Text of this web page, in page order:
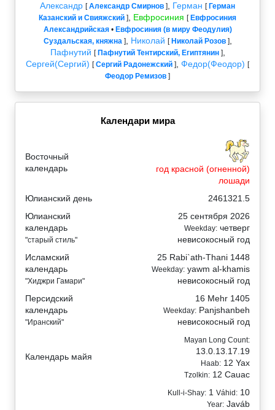
Александр [Александр Смирнов ], Герман [ Герман
Казанский и Свияжский ], Евфросиния [ Евфросиния
Александрийская• Евфросиния (в миру Феодулия)
Суздальская, княжна], Николай [ Николай Розов],
Пафнутий [ Пафнутий Тентирский, Египтянин],
Сергей(Сергий) [Сергий Радонежский ], Федор(Феодор) [
Феодор Ремизов ]
Календари мира
Восточный
календарь
год красной (огненной)
лошади
Юлианский день
2461321.5
Юлианский
календарь
"старый стиль"
25 сентября 2026
Weekday: четверг
невисокосный год
Исламский
календарь
"Хиджри Гамари"
25 Rabi`ath-Thani 1448
Weekday: yawm al-khamis
невисокосный год
Персидский
календарь
"Иранский"
16 Mehr 1405
Weekday: Panjshanbeh
невисокосный год
Календарь майя
Mayan Long Count:
13.0.13.17.19
Haab: 12 Yax
Tzolkin: 12 Cauac
Kull-i-Shay: 1 Váhid: 10
Year: Javáb